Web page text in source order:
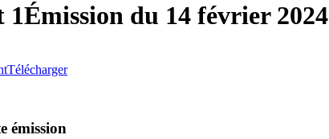
1Émission du 14 février 2024
Télécharger
émission